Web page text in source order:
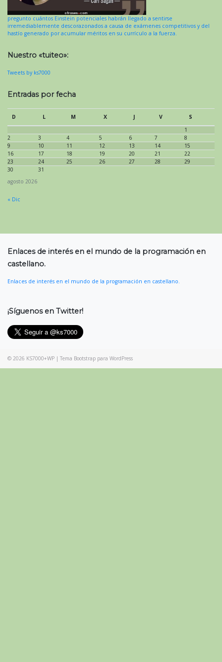
pregunto cuántos Einstein potenciales habrán llegado a sentirse
irremediablemente descorazonados a causa de exámenes competitivos y del
hastío generado por acumular méritos en su currículo a la fuerza.
Nuestro «tuiteo»:
Tweets by ks7000
Entradas por fecha
agosto 2026
D L M X J V
S
1
2
3 4 5 6 7
8
9
10 11 12 13 14
15
16
17 18 19 20 21
22
23
24 25 26 27 28
29
30
31
« Dic
Enlaces de interés en el mundo de la programación en
castellano.
Enlaces de interés en el mundo de la programación en castellano.
¡Síguenos en Twitter!
© 2026 KS7000+WP | Tema Bootstrap para WordPress